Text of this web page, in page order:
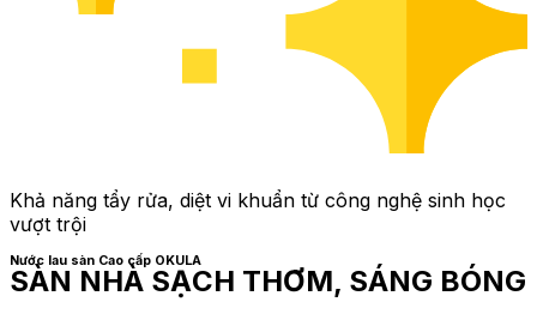
Khả năng tẩy rửa, diệt vi khuẩn từ công nghệ sinh học
vượt trội
Nước lau sàn Cao cấp OKULA
SÀN NHÀ SẠCH THƠM, SÁNG BÓNG